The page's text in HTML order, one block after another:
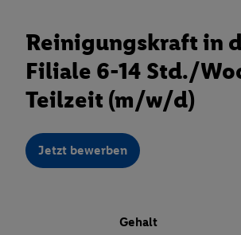
Reinigungskraft in
Filiale 6-14 Std./
Teilzeit (m/w/d)
Jetzt bewerben
Gehalt